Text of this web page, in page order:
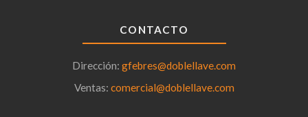
CONTACTO
Dirección: gfebres@doblellave.com
Ventas: comercial@doblellave.com